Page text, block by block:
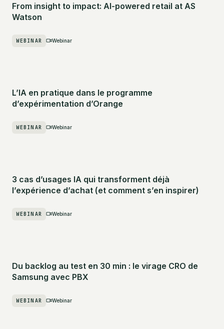
From insight to impact: AI-powered retail at AS
Watson
WEBINAR Webinar
L’IA en pratique dans le programme
d’expérimentation d’Orange
WEBINAR Webinar
3 cas d’usages IA qui transforment déjà
l’expérience d’achat (et comment s’en inspirer)
WEBINAR Webinar
Du backlog au test en 30 min : le virage CRO de
Samsung avec PBX
WEBINAR Webinar